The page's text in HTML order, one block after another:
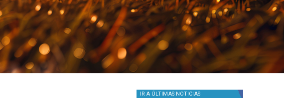
IR A ÚLTIMAS NOTICIAS